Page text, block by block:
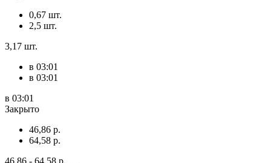
0,67 шт.
2,5 шт.
3,17 шт.
в 03:01
в 03:01
в 03:01
Закрыто
46,86 р.
64,58 р.
46,86 - 64,58 р.